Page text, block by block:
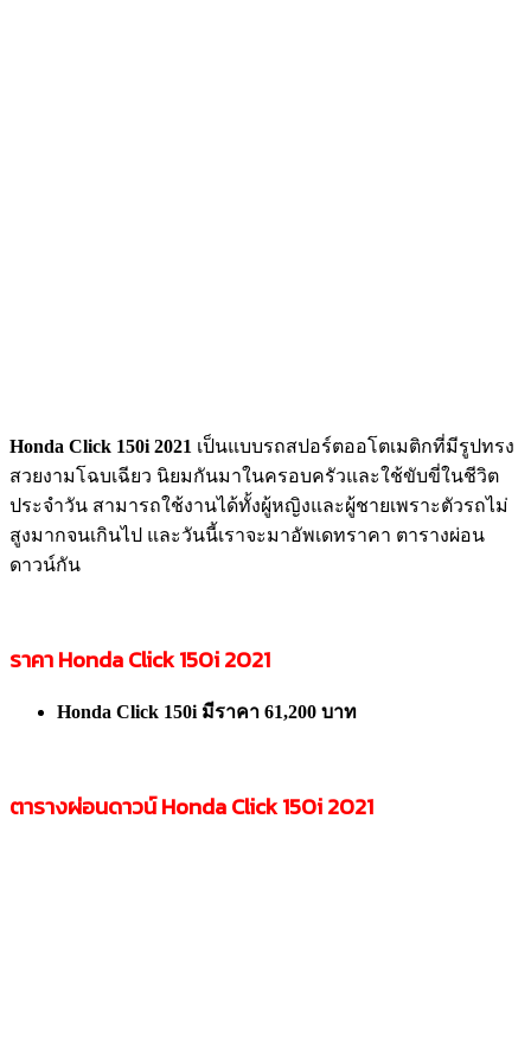
Honda Click 150i 2021 เป็นแบบรถสปอร์ตออโตเมติกที่มีรูปทรง
สวยงามโฉบเฉียว นิยมกันมาในครอบครัวและใช้ขับขี่ในชีวิต
ประจำวัน สามารถใช้งานได้ทั้งผู้หญิงและผู้ชายเพราะตัวรถไม่
สูงมากจนเกินไป และวันนี้เราจะมาอัพเดทราคา ตารางผ่อน
ดาวน์กัน
ราคา Honda Click150i2021
Honda Click 150i มีราคา 61,200 บาท
ตารางผ่อนดาวน์ Honda Click150i2021